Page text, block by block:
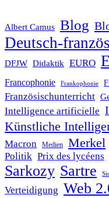
Albert Camus Blog
Deutsch-
DFJW Didaktik EURO
Francophonie Frankophonie
Französischunterricht
Intelligence artificielle
Künstliche
Macron Medien Merkel
Politik Prix des lycéens
Sarkozy Sartre
Verteidigung Web